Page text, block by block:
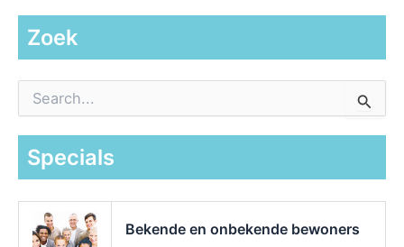
Zoek
a
Specials
Bekende en onbekende bewoners